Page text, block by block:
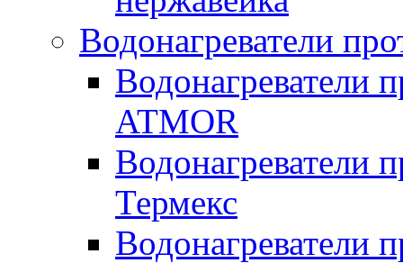
Водонагреватели
Водонагреватели
ATMOR
Водонагреватели
Термекс
Водонагреватели